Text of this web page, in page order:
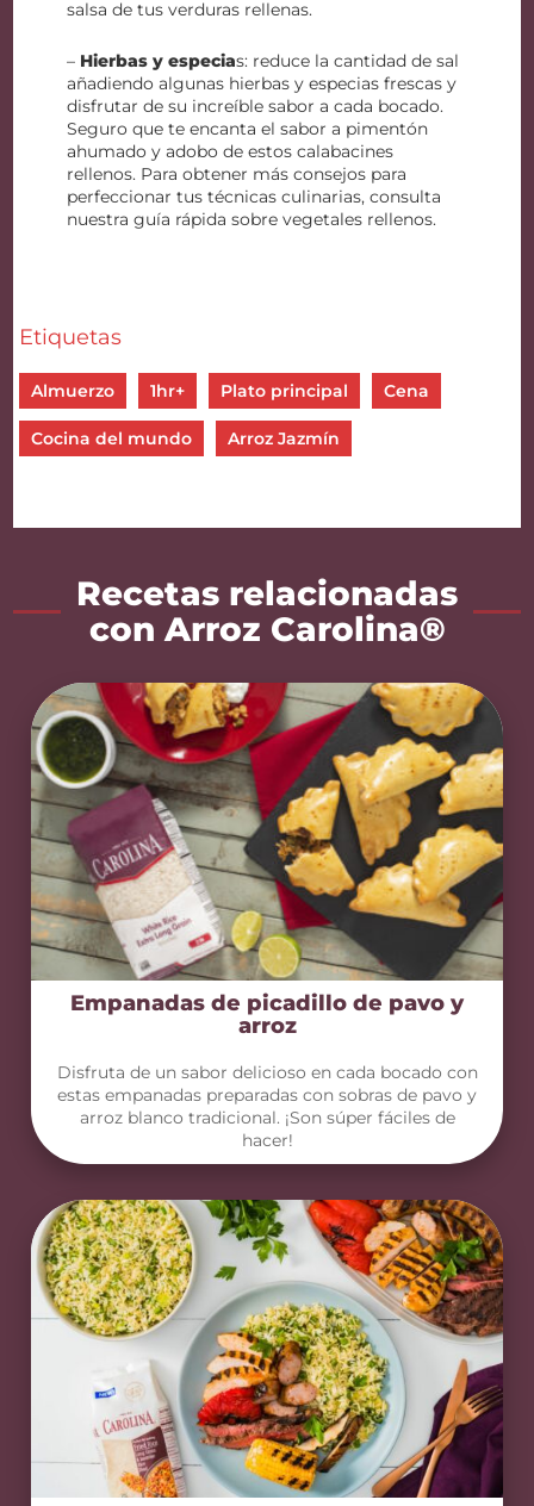
salsa de tus verduras rellenas.
– Hierbas y especias: reduce la cantidad de sal
añadiendo algunas hierbas y especias frescas y
disfrutar de su increíble sabor a cada bocado.
Seguro que te encanta el sabor a pimentón
ahumado y adobo de estos calabacines
rellenos. Para obtener más consejos para
perfeccionar tus técnicas culinarias, consulta
nuestra guía rápida sobre vegetales rellenos.
Etiquetas
Almuerzo 1hr+ Plato principal Cena
Cocina del mundo Arroz Jazmín
Recetas relacionadas
con Arroz Carolina®
Empanadas de picadillo de pavo y
arroz
Disfruta de un sabor delicioso en cada bocado con
estas empanadas preparadas con sobras de pavo y
arroz blanco tradicional. ¡Son súper fáciles de
hacer!